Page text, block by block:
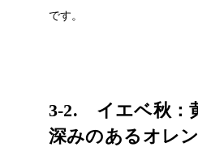
です。
3-2. イエベ秋：
深みのあるオレ